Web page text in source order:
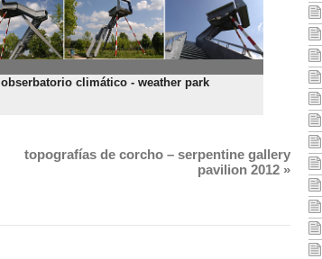
obserbatorio climático - weather park
topografías de corcho – serpentine gallery
pavilion 2012 »